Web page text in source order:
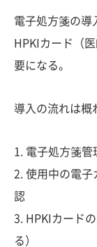
電子処方箋の導
HPKIカード（
要になる。
導入の流れは概
1. 電子処方箋
2. 使用中の電子
認
3. HPKIカード
る）